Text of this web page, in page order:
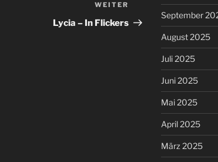
Nächster
Beitrag
WEITER
Lycia – In Flickers
September
August 2025
Juli 2025
Juni 2025
Mai 2025
April 2025
März 2025